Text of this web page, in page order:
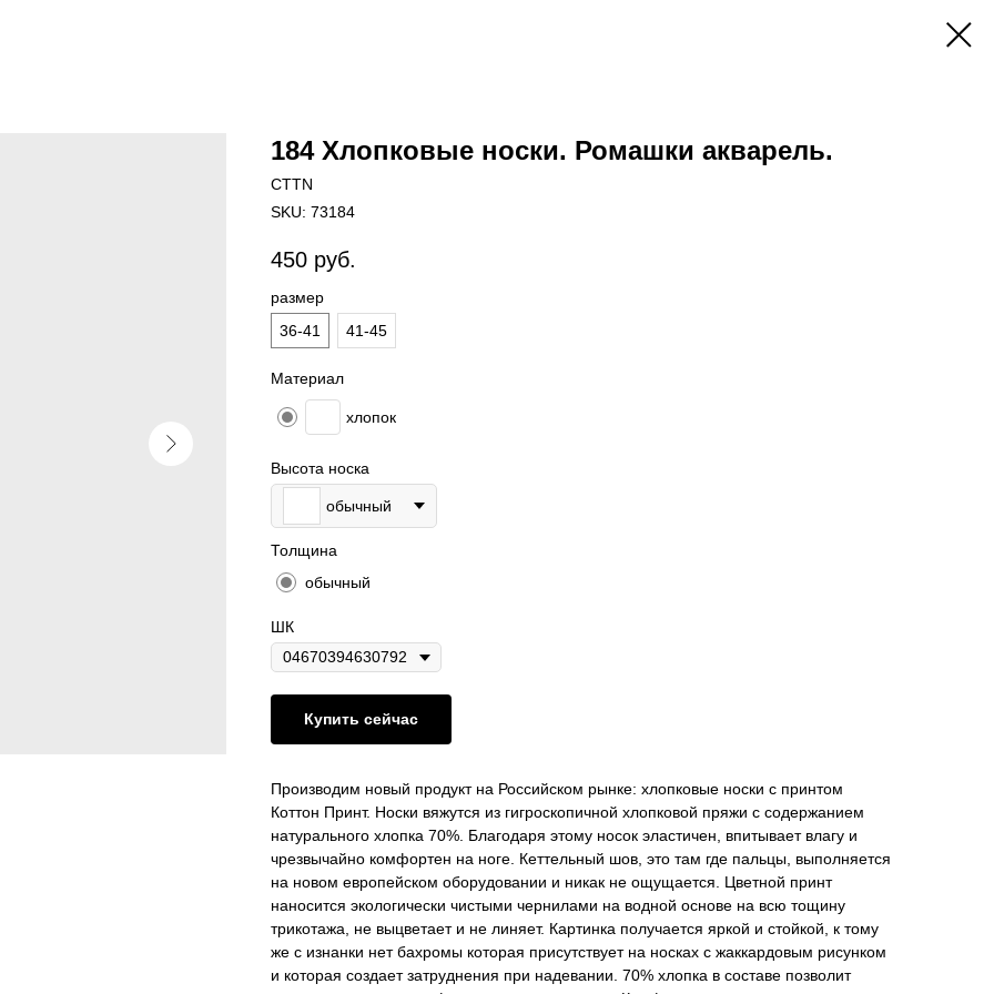
184 Хлопковые носки. Ромашки акварель.
CTTN
SKU: 73184
450 руб.
размер
36-41
41-45
Материал
хлопок
Высота носка
обычный
Толщина
обычный
ШК
Купить сейчас
Производим новый продукт на Российском рынке: хлопковые носки с принтом
Коттон Принт. Носки вяжутся из гигроскопичной хлопковой пряжи с содержанием
натурального хлопка 70%. Благодаря этому носок эластичен, впитывает влагу и
чрезвычайно комфортен на ноге. Кеттельный шов, это там где пальцы, выполняется
на новом европейском оборудовании и никак не ощущается. Цветной принт
наносится экологически чистыми чернилами на водной основе на всю тощину
трикотажа, не выцветает и не линяет. Картинка получается яркой и стойкой, к тому
же с изнанки нет бахромы которая присутствует на носках с жаккардовым рисунком
и которая создает затруднения при надевании. 70% хлопка в составе позволит